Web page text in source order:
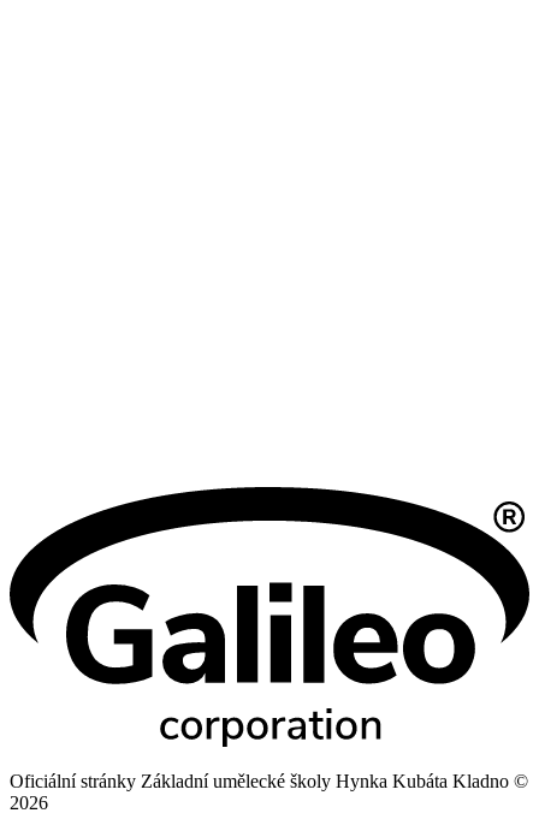
Oficiální stránky Základní umělecké školy Hynka Kubáta Kladno ©
2026